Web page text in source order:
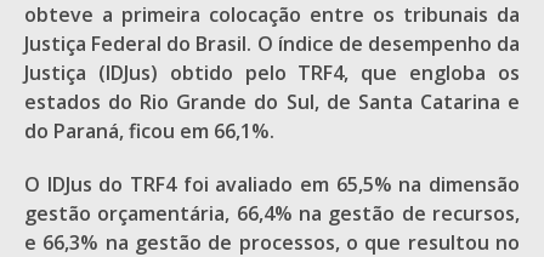
obteve a primeira colocação entre os tribunais da
Justiça Federal do Brasil. O índice de desempenho da
Justiça (IDJus) obtido pelo TRF4, que engloba os
estados do Rio Grande do Sul, de Santa Catarina e
do Paraná, ficou em 66,1%.
O IDJus do TRF4 foi avaliado em 65,5% na dimensão
gestão orçamentária, 66,4% na gestão de recursos,
e 66,3% na gestão de processos, o que resultou no